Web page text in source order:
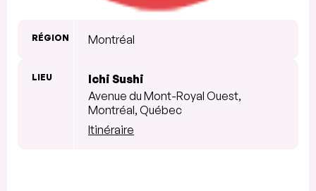
RÉGION Montréal
LIEU
Ichi Sushi
Avenue du Mont-Royal Ouest,
Montréal, Québec
Itinéraire